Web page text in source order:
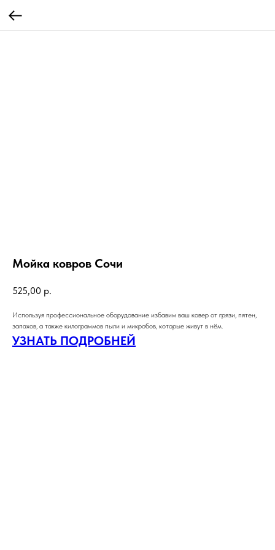
Мойка ковров Сочи
525,00 р.
Используя профессиональное оборудование избавим ваш ковер от грязи, пятен,
запахов, а также килограммов пыли и микробов, которые живут в нём.
УЗНАТЬ ПОДРОБНЕЙ